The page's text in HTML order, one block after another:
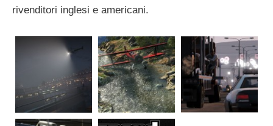
rivenditori inglesi e americani.